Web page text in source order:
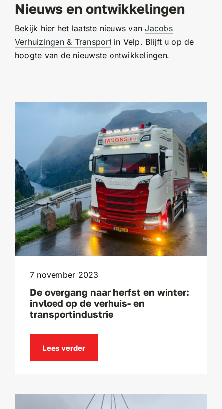
Nieuws en ontwikkelingen
Bekijk hier het laatste nieuws vanJacobs
Verhuizingen & Transportin Velp. Blijft u op de
hoogte van de nieuwste ontwikkelingen.
7 november 2023
De overgang naar herfst en winter:
invloed op de verhuis- en
transportindustrie
Lees verder